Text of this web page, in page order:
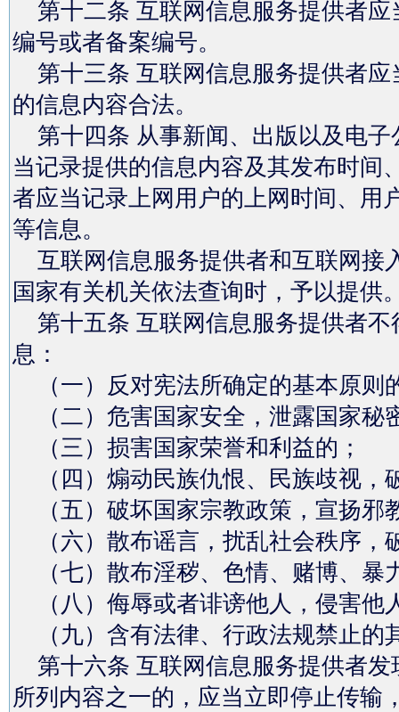
第十二条 互联网信息服务提供者应
编号或者备案编号。
第十三条 互联网信息服务提供者应
的信息内容合法。
第十四条 从事新闻、出版以及电子
当记录提供的信息内容及其发布时间
者应当记录上网用户的上网时间、用
等信息。
互联网信息服务提供者和互联网接
国家有关机关依法查询时，予以提供
第十五条 互联网信息服务提供者不
息：
（一）反对宪法所确定的基本原则
（二）危害国家安全，泄露国家秘
（三）损害国家荣誉和利益的；
（四）煽动民族仇恨、民族歧视，
（五）破坏国家宗教政策，宣扬邪
（六）散布谣言，扰乱社会秩序，
（七）散布淫秽、色情、赌博、暴
（八）侮辱或者诽谤他人，侵害他
（九）含有法律、行政法规禁止的
第十六条 互联网信息服务提供者发
所列内容之一的，应当立即停止传输